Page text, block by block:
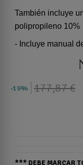
También incluye
polipropileno 10%
- Incluye manual
19% 177,87 €
*** DEBE MARCAR